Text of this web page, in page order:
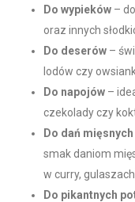
Do wypieków –
oraz innych
Do deserów –
lodów czy
Do napojów –
czekolady czy
Do dań mięsnych
smak daniom
w curry,
Do pikantnych